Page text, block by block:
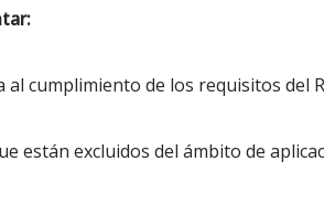
al cumplimiento de los requisitos del
están excluidos del ámbito de